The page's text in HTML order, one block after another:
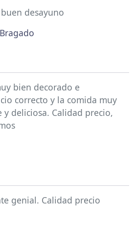
desayuno
bien decorado e
correcto y la comida muy
deliciosa. Calidad precio,
genial. Calidad precio